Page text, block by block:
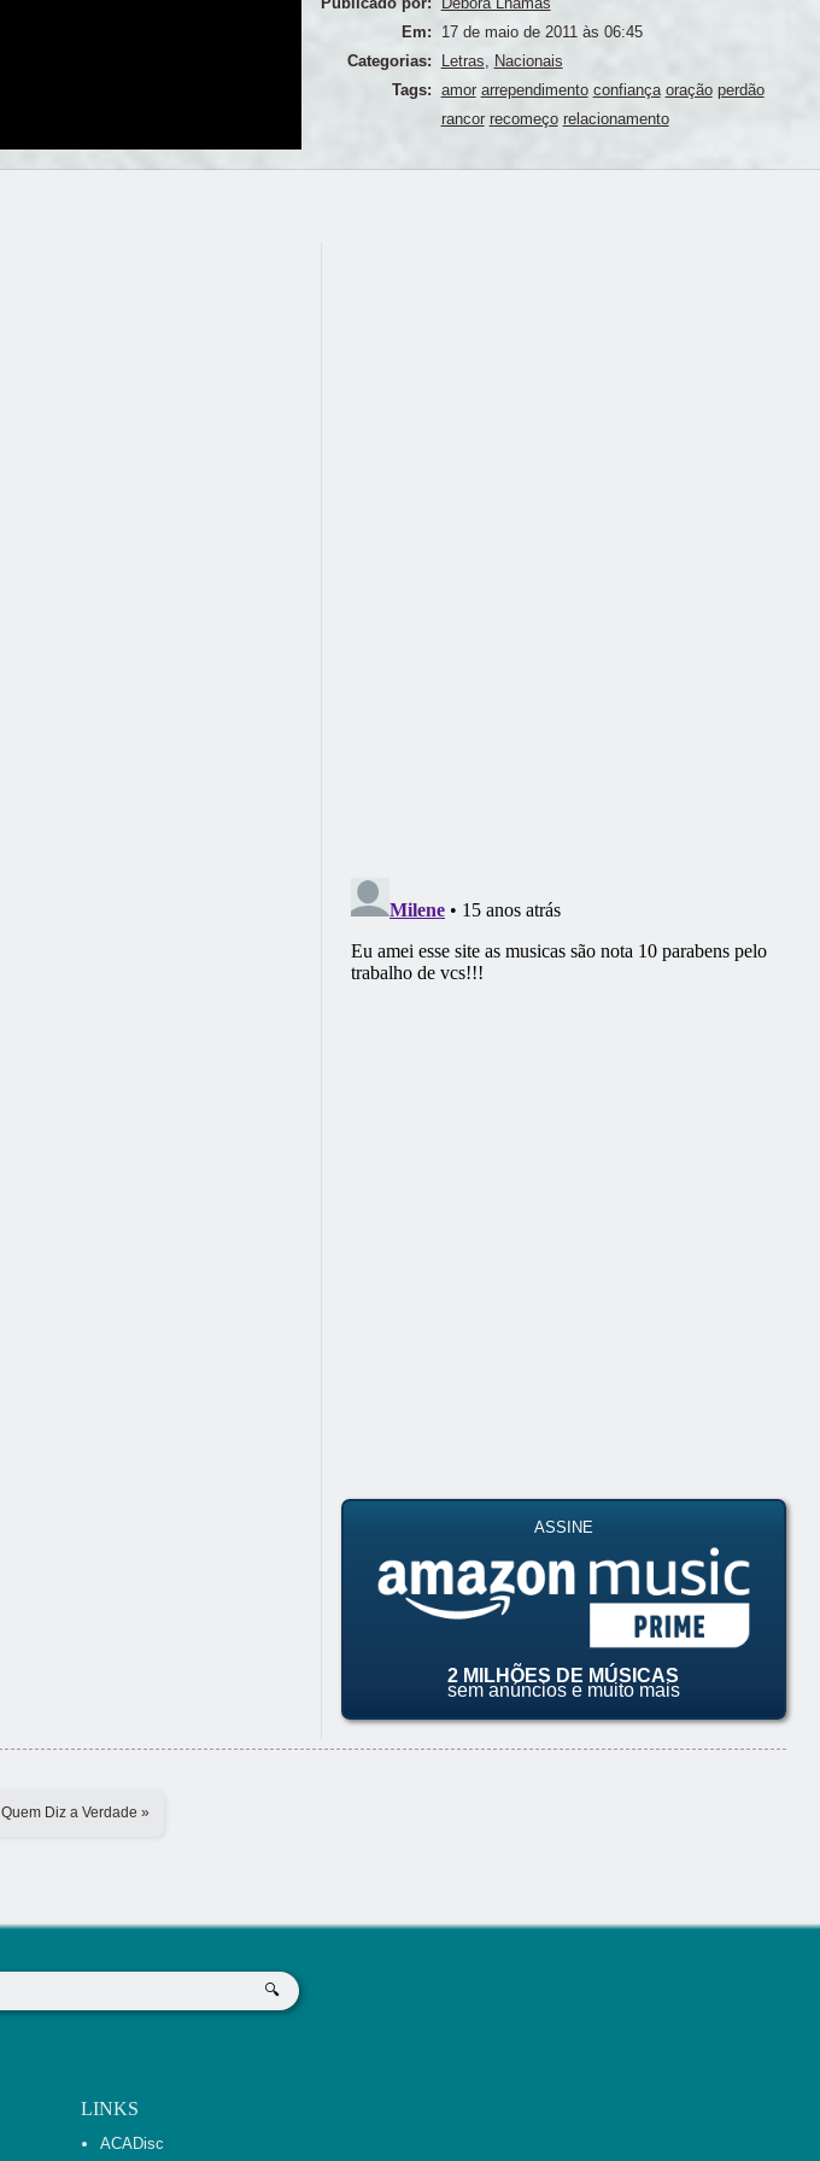
Em:
17 de maio de 2011 às 06:45
Categorias:
Letras
Nacionais
Tags: amor arrependimento confiança oração perdão
rancor recomeço relacionamento
ASSINE
2 MILHÕES DE MÚSICAS
sem anúncios e muito mais
Quem Diz a Verdade »
LINKS
ACADisc